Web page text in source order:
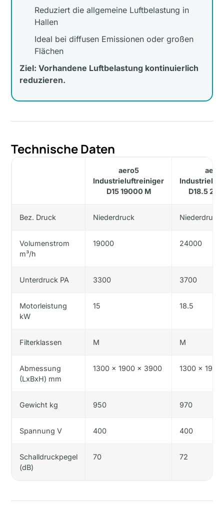
Reduziert die allgemeine Luftbelastung in
Hallen
Ideal bei diffusen Emissionen oder großen
Flächen
Ziel: Vorhandene Luftbelastung kontinuierlich
reduzieren.
Technische Daten
aero5
Industrieluftreiniger
D15 19000 M
D18.5
Bez. Druck Niederdruck Niederdruck
Volumenstrom
m³/h
19000 24000
Unterdruck PA 3300 3700
Motorleistung
kW
15 18.5
Filterklassen M M
Abmessung
(LxBxH) mm
1300 x 1900 x 3900 1300 x
Gewicht kg 950 970
Spannung V 400 400
Schalldruckpegel
(dB)
70 72